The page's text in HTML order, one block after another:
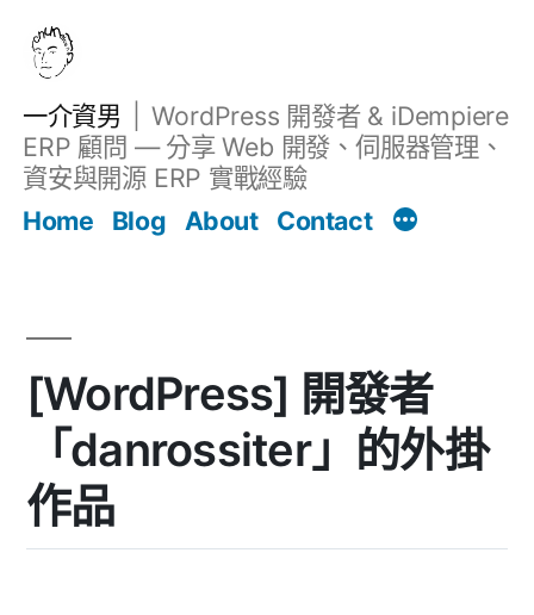
一介資男
WordPress 開發者 & iDempiere
ERP 顧問 — 分享 Web 開發、伺服器管理、
資安與開源 ERP 實戰經驗
Home
Blog About Contact
[WordPress] 開發者
「danrossiter」的外掛
作品
文章